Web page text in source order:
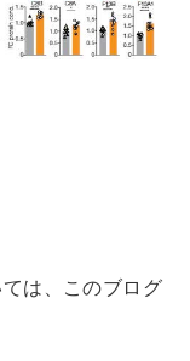
は、このブログ